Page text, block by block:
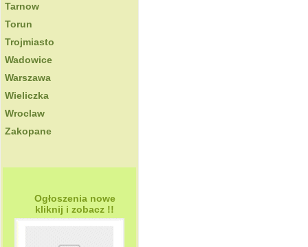
Tarnow
Torun
Trojmiasto
Wadowice
Warszawa
Wieliczka
Wroclaw
Zakopane
Ogłoszenia nowe
kliknij i zobacz !!